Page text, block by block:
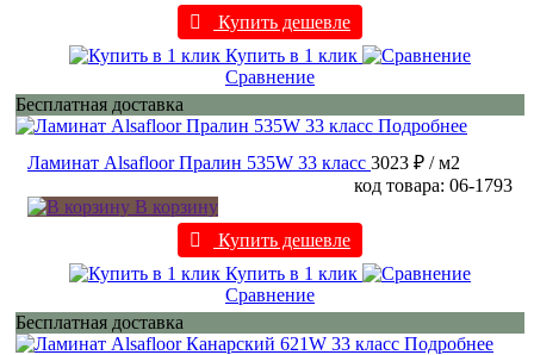
Купить дешевле
Купить в 1 клик
Сравнение
Бесплатная доставка
Подробнее
Ламинат Alsafloor Пралин 535W 33 класс 3023 ₽ / м2
код товара: 06-1793
В корзину
Купить дешевле
Купить в 1 клик
Сравнение
Бесплатная доставка
Подробнее